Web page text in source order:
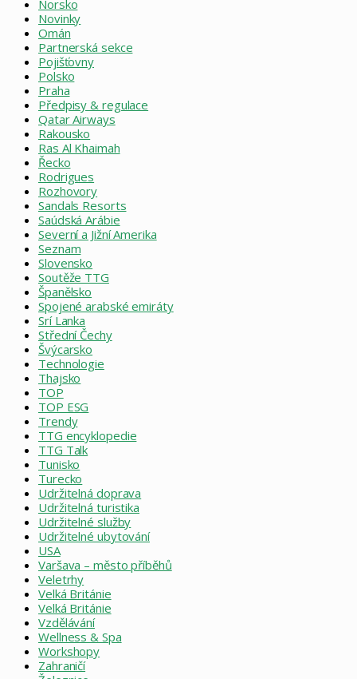
Norsko
Novinky
Omán
Partnerská sekce
Pojišťovny
Polsko
Praha
Předpisy & regulace
Qatar Airways
Rakousko
Ras Al Khaimah
Řecko
Rodrigues
Rozhovory
Sandals Resorts
Saúdská Arábie
Severní a Jižní Amerika
Seznam
Slovensko
Soutěže TTG
Španělsko
Spojené arabské emiráty
Srí Lanka
Střední Čechy
Švýcarsko
Technologie
Thajsko
TOP
TOP ESG
Trendy
TTG encyklopedie
TTG Talk
Tunisko
Turecko
Udržitelná doprava
Udržitelná turistika
Udržitelné služby
Udržitelné ubytování
USA
Varšava – město příběhů
Veletrhy
Velká Británie
Velká Británie
Vzdělávání
Wellness & Spa
Workshopy
Zahraničí